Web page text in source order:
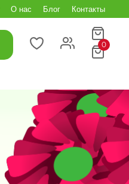
О нас Блог Контакты
0